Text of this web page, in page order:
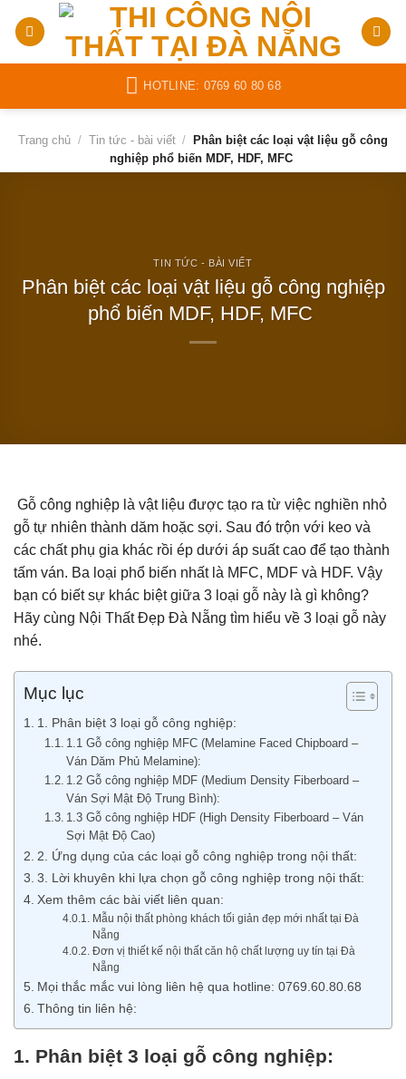
qua
HOTLINE: 0769 60 80 68
Trang chủ / Tin tức - bài viết /
Phân biệt các loại vật liệu gỗ công
nghiệp phổ biến MDF, HDF, MFC
TIN TỨC - BÀI VIẾT
Phân biệt các loại vật liệu gỗ công nghiệp
phổ biến MDF, HDF, MFC
Gỗ công nghiệp là vật liệu được tạo ra từ việc nghiền nhỏ
gỗ tự nhiên thành dăm hoặc sợi. Sau đó trộn với keo và
các chất phụ gia khác rồi ép dưới áp suất cao để tạo thành
tấm ván. Ba loại phổ biến nhất là MFC, MDF và HDF. Vậy
bạn có biết sự khác biệt giữa 3 loại gỗ này là gì không?
Hãy cùng Nội Thất Đẹp Đà Nẵng tìm hiểu về 3 loại gỗ này
nhé.
Mục lục
1. Phân biệt 3 loại gỗ công nghiệp:
1.1 Gỗ công nghiệp MFC (Melamine Faced Chipboard –
Ván Dăm Phủ Melamine):
1.2 Gỗ công nghiệp MDF (Medium Density Fiberboard –
Ván Sợi Mật Độ Trung Bình):
1.3 Gỗ công nghiệp HDF (High Density Fiberboard – Ván
Sợi Mật Độ Cao)
2. Ứng dụng của các loại gỗ công nghiệp trong nội thất:
3. Lời khuyên khi lựa chọn gỗ công nghiệp trong nội thất:
Xem thêm các bài viết liên quan:
Mẫu nội thất phòng khách tối giản đẹp mới nhất tại Đà
Nẵng
Đơn vị thiết kế nội thất căn hộ chất lượng uy tín tại Đà
Nẵng
Mọi thắc mắc vui lòng liên hệ qua hotline: 0769.60.80.68
Thông tin liên hệ:
1. Phân biệt 3 loại gỗ công nghiệp: